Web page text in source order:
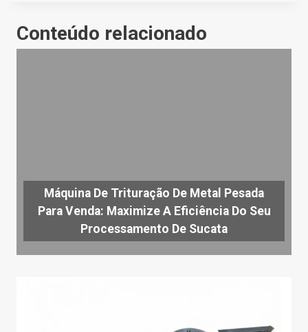
Conteúdo relacionado
Máquina De Trituração De Metal Pesada
Para Venda: Maximize A Eficiência Do Seu
Processamento De Sucata